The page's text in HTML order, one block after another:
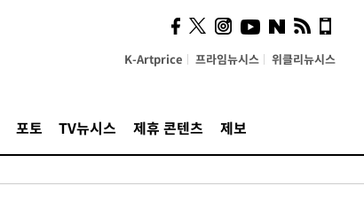
K-Artprice 프라임뉴시스 위클리뉴시스
포토 TV뉴시스 제휴 콘텐츠 제보